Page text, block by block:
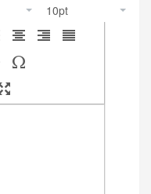
10pt